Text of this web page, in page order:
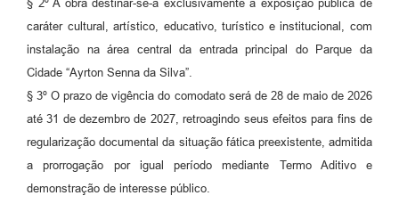
§ 2º A obra destinar-se-á exclusivamente à exposição pública de
caráter cultural, artístico, educativo, turístico e institucional, com
instalação na área central da entrada principal do Parque da
Cidade “Ayrton Senna da Silva”.
§ 3º O prazo de vigência do comodato será de 28 de maio de 2026
até 31 de dezembro de 2027, retroagindo seus efeitos para fins de
regularização documental da situação fática preexistente, admitida
a prorrogação por igual período mediante Termo Aditivo e
demonstração de interesse público.